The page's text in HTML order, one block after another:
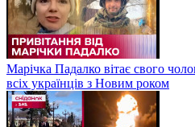
Марічка Падалко вітає свого
всіх українців з Новим роком